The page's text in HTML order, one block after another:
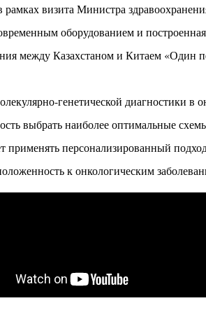
рамках визита Министра
оборудованием и
между Казахстаном и Китаем «Один
генетической диагностики в
выбрать наиболее оптимальные
применять персонализированный
к онкологическим